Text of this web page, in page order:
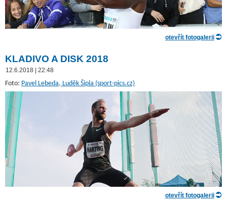
otevřít fotogalerii
KLADIVO A DISK 2018
12.6.2018 | 22:48
Foto: Pavel Lebeda, Luděk Šipla (sport-pics.cz)
otevřít fotogalerii